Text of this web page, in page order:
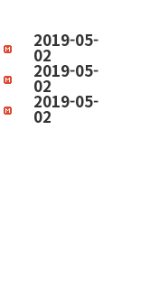
2019-05-
02
2019-05-
02
2019-05-
02